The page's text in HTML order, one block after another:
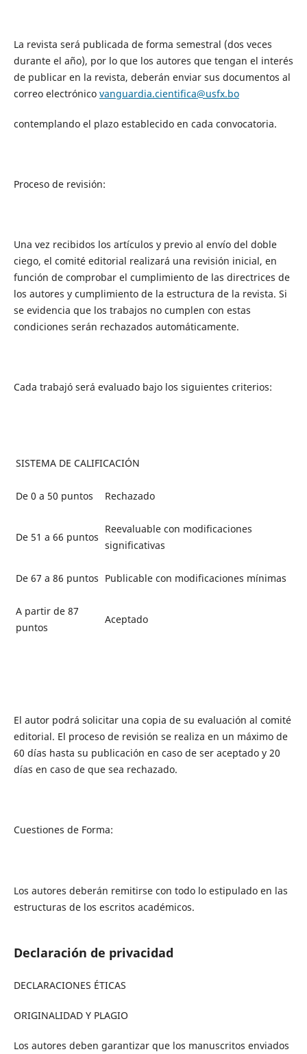
La revista será publicada de forma semestral (dos veces
durante el año), por lo que los autores que tengan el interés
de publicar en la revista, deberán enviar sus documentos al
correo electrónico vanguardia.cientifica@usfx.bo
contemplando el plazo establecido en cada convocatoria.
Proceso de revisión:
Una vez recibidos los artículos y previo al envío del doble
ciego, el comité editorial realizará una revisión inicial, en
función de comprobar el cumplimiento de las directrices de
los autores y cumplimiento de la estructura de la revista. Si
se evidencia que los trabajos no cumplen con estas
condiciones serán rechazados automáticamente.
Cada trabajó será evaluado bajo los siguientes criterios:
SISTEMA DE CALIFICACIÓN
De 0 a 50 puntos Rechazado
De 51 a 66 puntos
Reevaluable con modificaciones
significativas
De 67 a 86 puntos Publicable con modificaciones mínimas
A partir de 87
puntos
Aceptado
El autor podrá solicitar una copia de su evaluación al comité
editorial. El proceso de revisión se realiza en un máximo de
60 días hasta su publicación en caso de ser aceptado y 20
días en caso de que sea rechazado.
Cuestiones de Forma:
Los autores deberán remitirse con todo lo estipulado en las
estructuras de los escritos académicos.
Declaración de privacidad
DECLARACIONES ÉTICAS
ORIGINALIDAD Y PLAGIO
Los autores deben garantizar que los manuscritos enviados